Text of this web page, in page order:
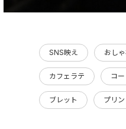
SNS映え おし
カフェラテ コ
ブレット プリン